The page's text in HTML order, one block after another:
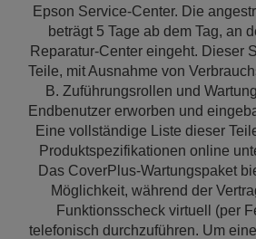
Epson Service-Center. Die
beträgt 5 Tage ab dem Tag, an
Reparatur-Center eingeht. Dieser
Teile, mit Ausnahme von
B. Zuführungsrollen und
Endbenutzer erworben und
Eine vollständige Liste dieser
Produktspezifikationen online
Das CoverPlus-Wartungspaket
Möglichkeit, während der
Funktionsscheck virtuell (per
telefonisch durchzuführen. Um